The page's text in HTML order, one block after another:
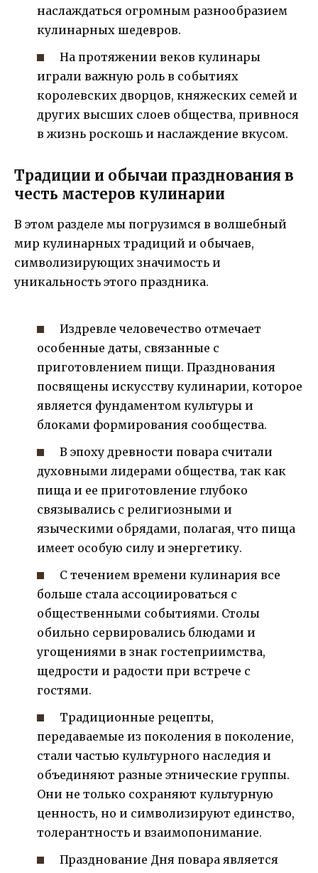
наслаждаться огромным разнообразием
кулинарных шедевров.
На протяжении веков кулинары
играли важную роль в событиях
королевских дворцов, княжеских семей и
других высших слоев общества, привнося
в жизнь роскошь и наслаждение вкусом.
Традиции и обычаи празднования в
честь мастеров кулинарии
В этом разделе мы погрузимся в волшебный
мир кулинарных традиций и обычаев,
символизирующих значимость и
уникальность этого праздника.
Издревле человечество отмечает
особенные даты, связанные с
приготовлением пищи. Празднования
посвящены искусству кулинарии, которое
является фундаментом культуры и
блоками формирования сообщества.
В эпоху древности повара считали
духовными лидерами общества, так как
пища и ее приготовление глубоко
связывались с религиозными и
языческими обрядами, полагая, что пища
имеет особую силу и энергетику.
С течением времени кулинария все
больше стала ассоциироваться с
общественными событиями. Столы
обильно сервировались блюдами и
угощениями в знак гостеприимства,
щедрости и радости при встрече с
гостями.
Традиционные рецепты,
передаваемые из поколения в поколение,
стали частью культурного наследия и
объединяют разные этнические группы.
Они не только сохраняют культурную
ценность, но и символизируют единство,
толерантность и взаимопонимание.
Празднование Дня повара является